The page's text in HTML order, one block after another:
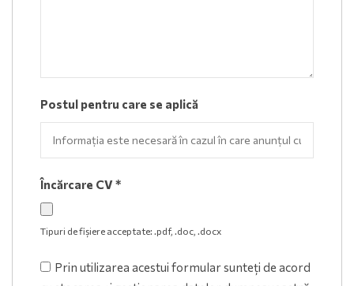
Postul pentru care se aplică
Încărcare CV*
Tipuri de fișiere acceptate: .pdf, .doc, .docx
Prin utilizarea acestui formular sunteți de acord